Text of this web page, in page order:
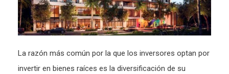
La razón más común por la que los inversores optan por
invertir en bienes raíces es la diversificación de su